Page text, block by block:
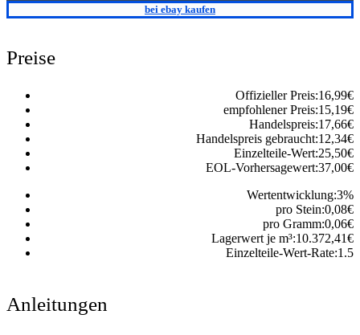
bei ebay kaufen
Preise
Offizieller Preis:16,99€
empfohlener Preis:15,19€
Handelspreis:17,66€
Handelspreis gebraucht:12,34€
Einzelteile-Wert:25,50€
EOL-Vorhersagewert:37,00€
Wertentwicklung:3%
pro Stein:0,08€
pro Gramm:0,06€
Lagerwert je m³:10.372,41€
Einzelteile-Wert-Rate:1.5
Anleitungen